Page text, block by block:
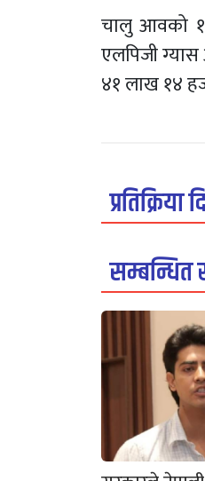
चालु आवको
एलपिजी
४१ लाख १४
प्रतिक्रिया